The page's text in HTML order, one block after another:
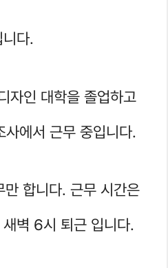
다.
자인 대학을 졸업하고
사에서 근무 중입니다.
합니다. 근무 시간은
벽 6시 퇴근 입니다.